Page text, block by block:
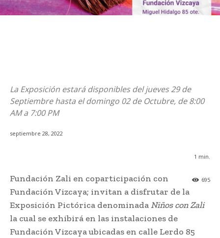
La Exposición estará disponibles del jueves 29 de
Septiembre hasta el domingo 02 de Octubre, de 8:00
AM a 7:00 PM
septiembre 28, 2022
1 min.
695
Fundación Zali en coparticipación con
Fundación Vizcaya; invitan a disfrutar de la
Exposición Pictórica denominada Niños con Zali
la cual se exhibirá en las instalaciones de
Fundación Vizcaya ubicadas en calle Lerdo 85